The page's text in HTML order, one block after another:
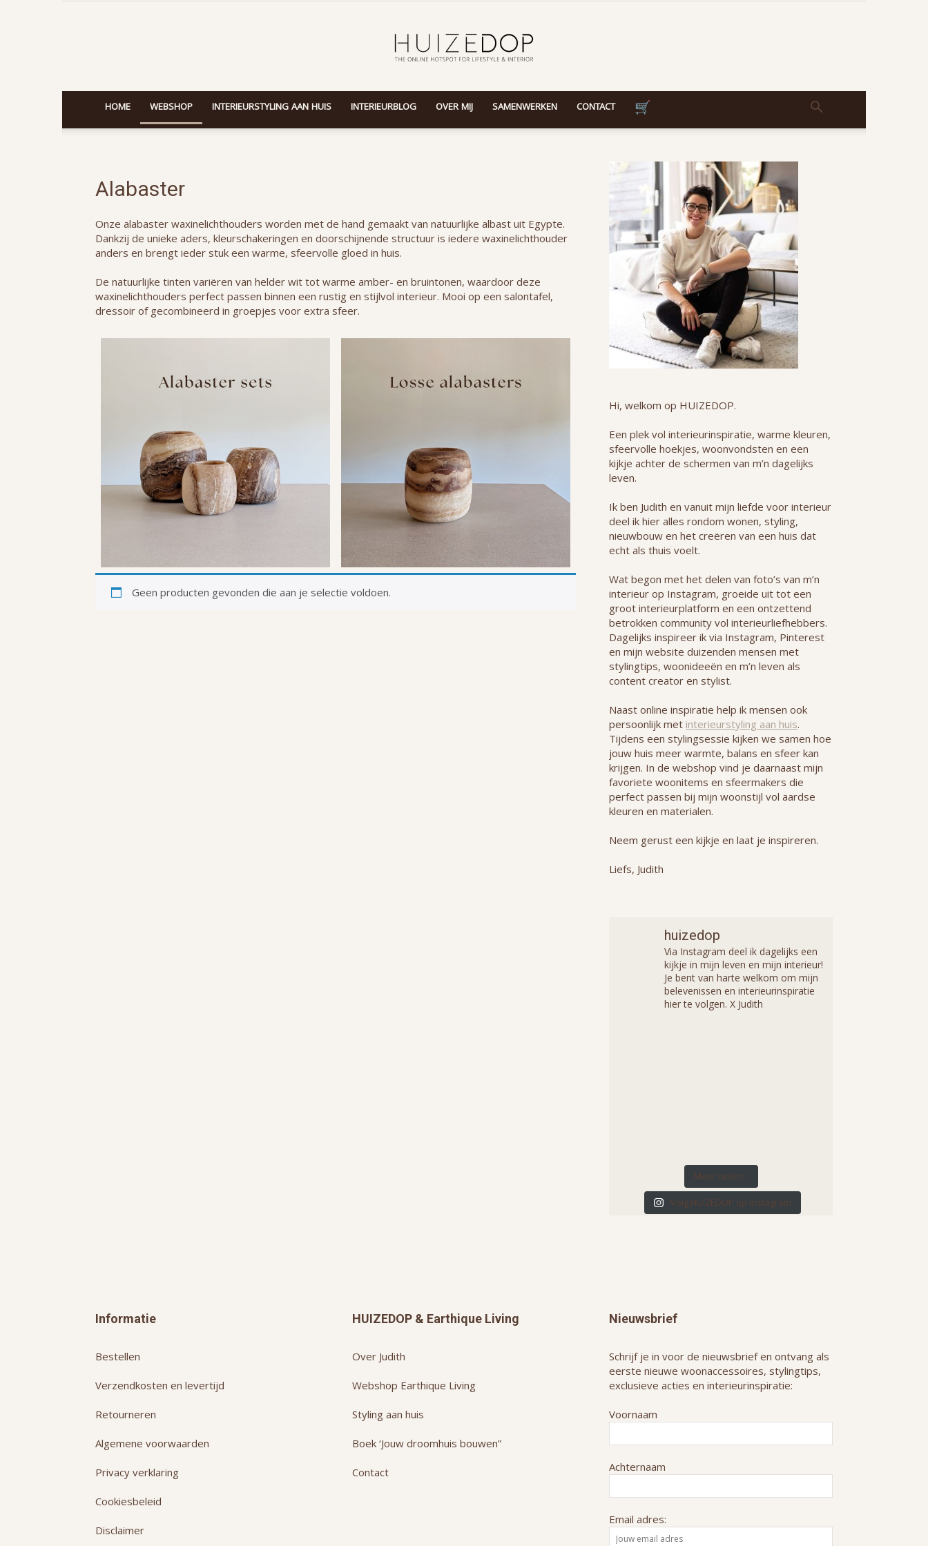
Huizedop
HOME WEBSHOP INTERIEURSTYLING AAN HUIS INTERIEURBLOG OVER MIJ SAMENWERKEN CONTACT
Alabaster
Onze alabaster waxinelichthouders worden met de hand gemaakt van natuurlijke albast uit Egypte.
Dankzij de unieke aders, kleurschakeringen en doorschijnende structuur is iedere waxinelichthouder
anders en brengt ieder stuk een warme, sfeervolle gloed in huis.
De natuurlijke tinten variëren van helder wit tot warme amber- en bruintonen, waardoor deze
waxinelichthouders perfect passen binnen een rustig en stijlvol interieur. Mooi op een salontafel,
dressoir of gecombineerd in groepjes voor extra sfeer.
Geen producten gevonden die aan je selectie voldoen.
Hi, welkom op HUIZEDOP.
Een plek vol interieurinspiratie, warme kleuren,
sfeervolle hoekjes, woonvondsten en een
kijkje achter de schermen van m’n dagelijks
leven.
Ik ben Judith en vanuit mijn liefde voor interieur
deel ik hier alles rondom wonen, styling,
nieuwbouw en het creëren van een huis dat
echt als thuis voelt.
Wat begon met het delen van foto’s van m’n
interieur op Instagram, groeide uit tot een
groot interieurplatform en een ontzettend
betrokken community vol interieurliefhebbers.
Dagelijks inspireer ik via Instagram, Pinterest
en mijn website duizenden mensen met
stylingtips, woonideeën en m’n leven als
content creator en stylist.
Naast online inspiratie help ik mensen ook
persoonlijk met interieurstyling aan huis.
Tijdens een stylingsessie kijken we samen hoe
jouw huis meer warmte, balans en sfeer kan
krijgen. In de webshop vind je daarnaast mijn
favoriete woonitems en sfeermakers die
perfect passen bij mijn woonstijl vol aardse
kleuren en materialen.
Neem gerust een kijkje en laat je inspireren.
Liefs, Judith
huizedop
Via Instagram deel ik dagelijks een
kijkje in mijn leven en mijn interieur!
Je bent van harte welkom om mijn
belevenissen en interieurinspiratie
hier te volgen. X Judith
Meer laden...
Volg HUIZEDOP op Instagram
Informatie
Bestellen
Verzendkosten en levertijd
Retourneren
Algemene voorwaarden
Privacy verklaring
Cookiesbeleid
Disclaimer
HUIZEDOP & Earthique Living
Over Judith
Webshop Earthique Living
Styling aan huis
Boek ‘Jouw droomhuis bouwen”
Contact
Nieuwsbrief
Schrijf je in voor de nieuwsbrief en ontvang als
eerste nieuwe woonaccessoires, stylingtips,
exclusieve acties en interieurinspiratie:
Voornaam
Achternaam
Email adres: